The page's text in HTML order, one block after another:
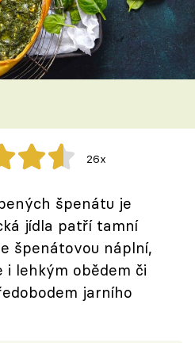
26x
špenátu je
jídla patří tamní
špenátovou náplní,
i lehkým obědem či
jarního